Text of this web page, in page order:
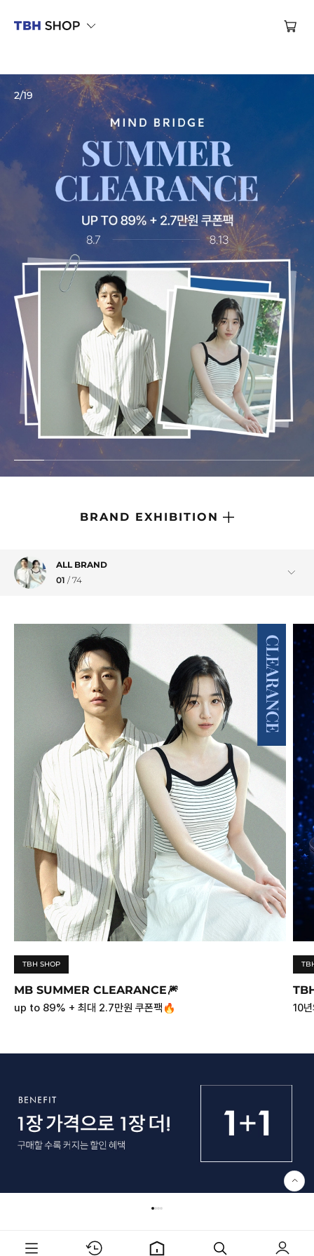
브랜드관
브랜드관
브랜드관
브랜드관
브랜드관
브랜드관
2/19
BRAND EXHIBITION
ALL BRAND
01 / 74
01 / 15
MIND BRIDGE MEN
/ 20
MIND BRIDGE WOMEN
JUCY JUDY
01
/
BASIC HOUSE
01
TBH SHOP
MB SUMMER CLEARANCE🎆
up to 89% + 최대 2.7만원 쿠폰팩🔥 10